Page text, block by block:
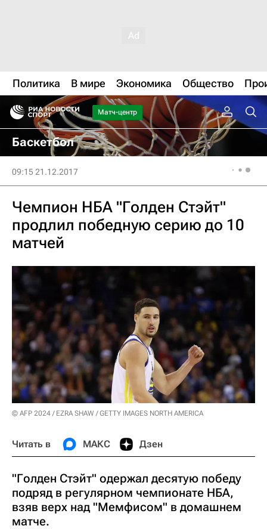
Политика В мире Экономика Общество
Матч-центр
Баскетбол
09:15 21.12.2017
Чемпион НБА "Голден Стэйт"
продлил победную серию до 10
матчей
© AFP 2024 / EZRA SHAW / GETTY IMAGES NORTH AMERICA
Читать в МАКС Дзен
"Голден Стэйт" одержал десятую победу
подряд в регулярном чемпионате НБА,
взяв верх над "Мемфисом" в домашнем
матче.